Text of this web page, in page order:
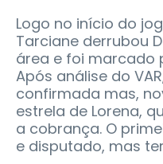
Logo no início do
Tarciane derrubou
área e foi marcado
Após análise do
confirmada mas,
estrela de Lorena,
a cobrança. O
e disputado, mas